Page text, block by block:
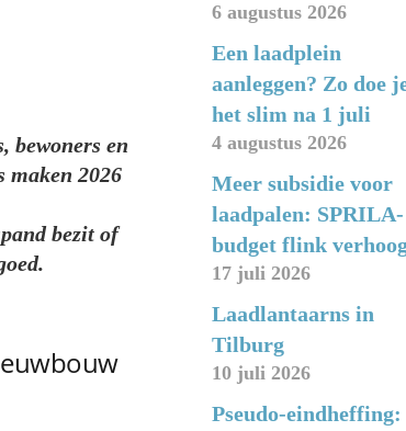
bewoners en
maken 2026
bezit of
6 augustus 2026
Een laadplein
aanleggen? Zo doe
het slim na 1 juli
4 augustus 2026
Meer subsidie voor
laadpalen: SPRILA-
budget flink
17 juli 2026
Laadlantaarns in
Tilburg
10 juli 2026
Pseudo-eindheffing: